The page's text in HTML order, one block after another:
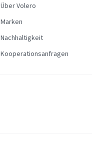
Über Volero
Marken
Nachhaltigkeit
Kooperationsanfragen